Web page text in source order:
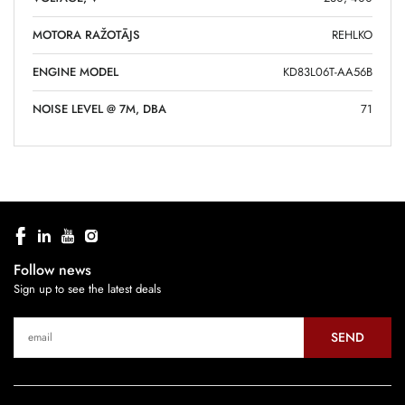
MOTORA RAŽOTĀJS REHLKO
ENGINE MODEL KD83L06T-AA56B
NOISE LEVEL @ 7M, DBA 71
Follow news
Sign up to see the latest deals
SEND